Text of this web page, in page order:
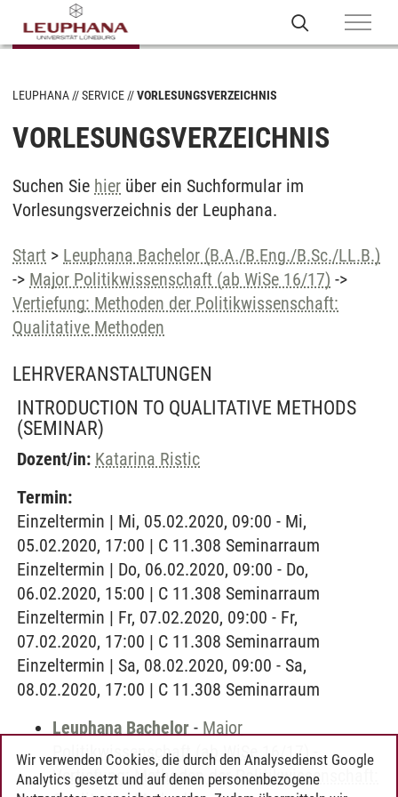
LEUPHANA SERVICE VORLESUNGSVERZEICHNIS
VORLESUNGSVERZEICHNIS
Suchen Sie hier über ein Suchformular im
Vorlesungsverzeichnis der Leuphana.
Start > Leuphana Bachelor (B.A./B.Eng./B.Sc./LL.B.)
-> Major Politikwissenschaft (ab WiSe 16/17) ->
Vertiefung: Methoden der Politikwissenschaft:
Qualitative Methoden
LEHRVERANSTALTUNGEN
INTRODUCTION TO QUALITATIVE METHODS
(SEMINAR)
Dozent/in: Katarina Ristic
Termin:
Einzeltermin | Mi, 05.02.2020, 09:00 - Mi,
05.02.2020, 17:00 | C 11.308 Seminarraum
Einzeltermin | Do, 06.02.2020, 09:00 - Do,
06.02.2020, 15:00 | C 11.308 Seminarraum
Einzeltermin | Fr, 07.02.2020, 09:00 - Fr,
07.02.2020, 17:00 | C 11.308 Seminarraum
Einzeltermin | Sa, 08.02.2020, 09:00 - Sa,
08.02.2020, 17:00 | C 11.308 Seminarraum
Leuphana Bachelor - Major
Politikwissenschaft (ab WiSe 16/17)-
Vertiefung: Methoden der Politikwissenschaft:
Wir verwenden Cookies, die durch den Analysedienst Google
Analytics gesetzt und auf denen personenbezogene